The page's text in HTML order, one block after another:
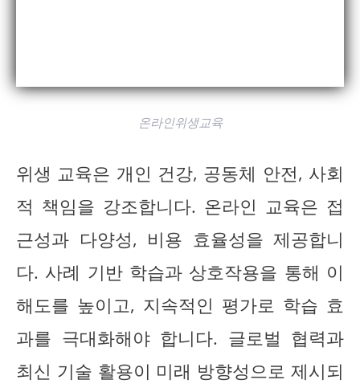
온라인위생교육
위생 교육은 개인 건강, 공동체 안전, 사회
적 책임을 강조합니다. 온라인 교육은 접
근성과 다양성, 비용 효율성을 제공합니
다. 사례 기반 학습과 상호작용을 통해 이
해도를 높이고, 지속적인 평가로 학습 효
과를 극대화해야 합니다. 글로벌 협력과
최신 기술 활용이 미래 방향성으로 제시되